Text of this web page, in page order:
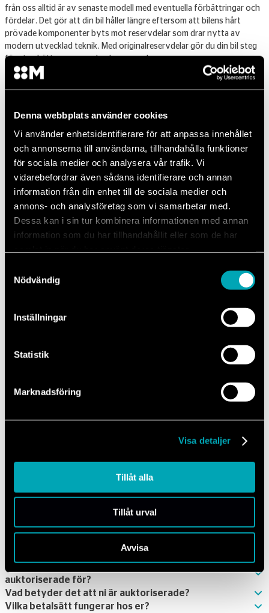
Denna webbplats använder cookies
Vi använder enhetsidentifierare för att anpassa innehållet
och annonserna till användarna, tillhandahålla funktioner
för sociala medier och analysera vår trafik. Vi
vidarebefordrar även sådana identifierare och annan
information från din enhet till de sociala medier och
annons- och analysföretag som vi samarbetar med.
Dessa kan i sin tur kombinera informationen med annan
information som du har tillhandahållit eller som de har
Nödvändig
Inställningar
Statistik
Marknadsföring
Visa detaljer
Tillåt alla
Tillåt urval
Avvisa
från oss alltid är av senaste modell med eventuella förbättringar och
fördelar. Det gör att din bil håller längre eftersom att bilens hårt
prövade komponenter byts mot reservdelar som drar nytta av
modern utvecklad teknik. Med originalreservdelar gör du din bil steg
för steg bättre anpassad och mer modern.
Det är väldigt bra för bilen att reservdelarna är originaldelar och
montering av originaldelar förlänger bilens livslängd. Vi säljer gärna
att du låter oss utföra det. Det finns många anledningar till det men
den kanske främsta orsaken är att det är ett arbete som måste bli rätt
och ska då skötas av utbildad personal som är specialister på service
nödvändigt att kunniga människor utför arbetet. De specialisterna
har vi på Mechanums verkstäder och det är bland annat det som gör
oss till en auktoriserad verkstad för våra bilmärken.
alltid i trygga händer.
Här är de bilmärken som säljer original
Vanliga frågor och svar
Kan jag lämna in min bil som är av ett märke ni inte är
auktoriserade för?
Vad betyder det att ni är auktoriserade?
Vilka betalsätt fungerar hos er?